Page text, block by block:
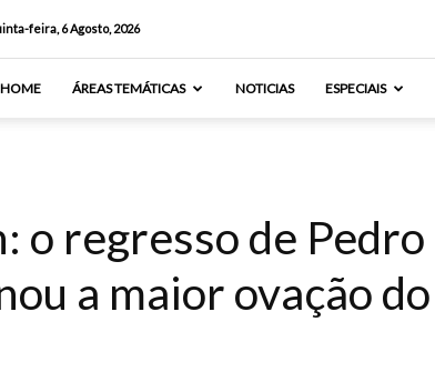
feira, 6 Agosto, 2026
HOME ÁREAS TEMÁTICAS NOTICIAS ESPECIAIS
o regresso de Pedro
a maior ovação do